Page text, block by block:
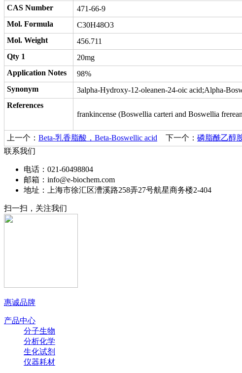
CAS Number
471-66-9
Mol. Formula
C30H48O3
Mol. Weight
456.711
Qty 1
20mg
Application Notes
98%
Synonym
3alpha-Hydroxy-12-oleanen-24-oic acid;Alpha-
References
frankincense (Boswellia carteri and Boswellia
下一个： 磷脂酰乙醇
上一个： Beta-乳香脂酸，Beta-Boswellic acid
联系我们
电话：021-60498804
邮箱：info@e-biochem.com
地址：上海市徐汇区漕溪路258弄27号航星商务楼2-404
扫一扫，关注我们
惠诚品牌
产品中心
分子生物
分析化学
生化试剂
仪器耗材